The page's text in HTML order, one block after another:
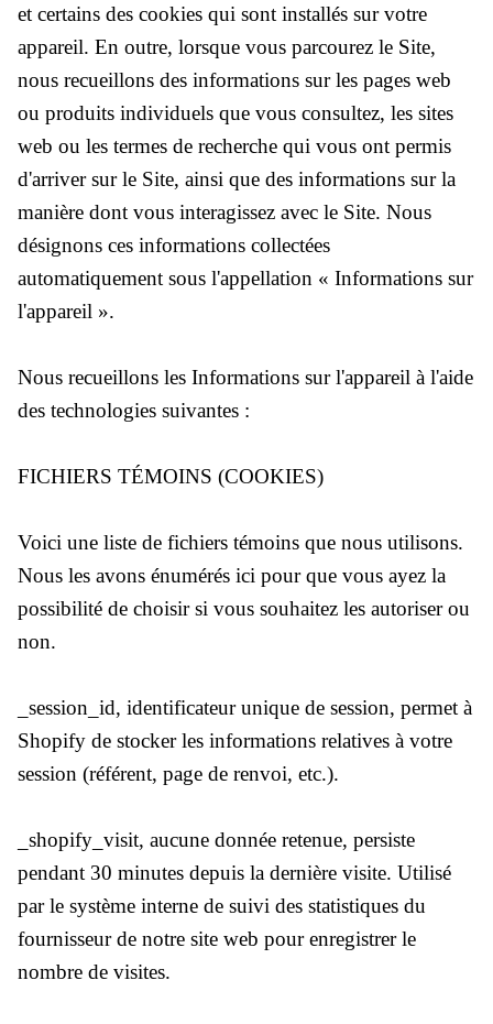
Doux
Vendanges Tardives
et certains des cookies qui sont installés sur votre
appareil. En outre, lorsque vous parcourez le Site,
nous recueillons des informations sur les pages web
ou produits individuels que vous consultez, les sites
web ou les termes de recherche qui vous ont permis
d'arriver sur le Site, ainsi que des informations sur la
manière dont vous interagissez avec le Site. Nous
désignons ces informations collectées
automatiquement sous l'appellation « Informations sur
l'appareil ».
Nous recueillons les Informations sur l'appareil à l'aide
des technologies suivantes :
FICHIERS TÉMOINS (COOKIES)
Voici une liste de fichiers témoins que nous utilisons.
Nous les avons énumérés ici pour que vous ayez la
possibilité de choisir si vous souhaitez les autoriser ou
non.
_session_id, identificateur unique de session, permet à
Shopify de stocker les informations relatives à votre
session (référent, page de renvoi, etc.).
_shopify_visit, aucune donnée retenue, persiste
pendant 30 minutes depuis la dernière visite. Utilisé
par le système interne de suivi des statistiques du
fournisseur de notre site web pour enregistrer le
nombre de visites.